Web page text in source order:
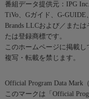
番組データ提供元：IPG Inc.
TiVo、Gガイド、G-
Brands LLCおよび／また
たは登録商標です。
このホームページに掲載
複写・転載を禁じます。
Official Program Data Mark
このマークは「Official